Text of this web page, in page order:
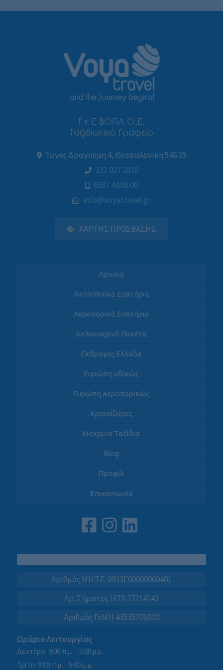
Γ κ Ε ΒΟΓΙΑ Ο.Ε.
Ταξιδιωτικό Γραφείο
Ίωνος Δραγούμη 4, Θεσσαλονίκη 546 25
231 027 2830
6937 44.88.00
info@voyatravel.gr
ΧΑΡΤΗΣ ΠΡΟΣΒΑΣΗΣ
Αρχική
Ακτοπλοϊκά Εισιτήρια
Αεροπορικά Εισιτήρια
Καλοκαιρινά Πακέτα
Εκδρομές Ελλάδα
Ευρώπη οδικώς
Ευρώπη Αεροπορικώς
Κρουαζιέρες
Μακρινά Ταξίδια
Blog
Προφίλ
Επικοινωνία
Αριθμός MH.T.E. 0933E60000069401
Αρ. Σήματος IATA 27214143
Αριθμός ΓεΜΗ 43535706000
Ωράριο Λειτουργίας
Δευτέρα: 9:00 π.μ. - 5:00 μ.μ.
Τρίτη: 9:00 π.μ. - 5:00 μ.μ.